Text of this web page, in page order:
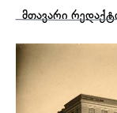
მთავარი